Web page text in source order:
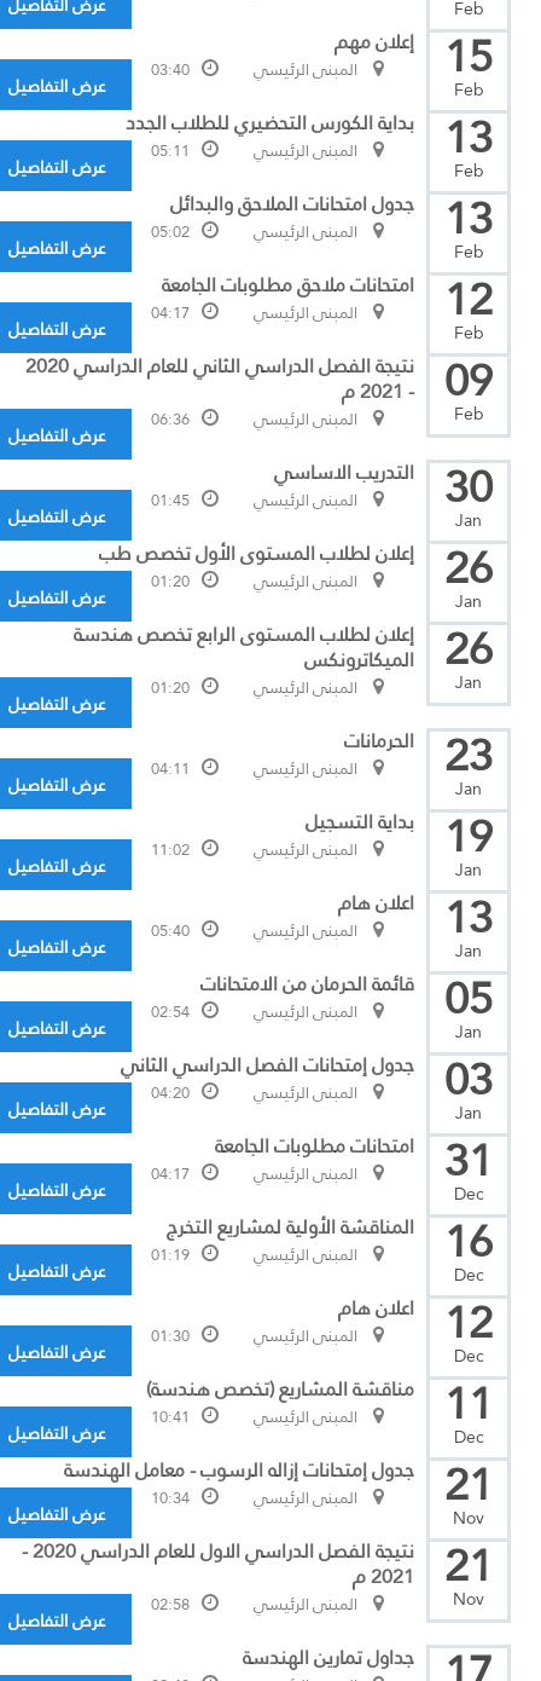
Feb
15
Feb
إعلان مهم
المبنى الرئيسي 03:40
عرض التفاصيل
13
Feb
بداية الكورس التحضيري للطلاب الجدد
المبنى الرئيسي 05:11
عرض التفاصيل
13
Feb
جدول امتحانات الملاحق والبدائل
المبنى الرئيسي 05:02
عرض التفاصيل
12
Feb
امتحانات ملاحق مطلوبات الجامعة
المبنى الرئيسي 04:17
عرض التفاصيل
09
Feb
نتيجة الفصل الدراسي الثاني للعام الدراسي 2020
- 2021 م
المبنى الرئيسي 06:36
عرض التفاصيل
30
Jan
التدريب الاساسي
المبنى الرئيسي 01:45
عرض التفاصيل
26
Jan
إعلان لطلاب المستوى الأول تخصص طب
المبنى الرئيسي 01:20
عرض التفاصيل
26
Jan
إعلان لطلاب المستوى الرابع تخصص هندسة
الميكاترونكس
المبنى الرئيسي 01:20
عرض التفاصيل
23
Jan
الحرمانات
المبنى الرئيسي 04:11
عرض التفاصيل
19
Jan
بداية التسجيل
المبنى الرئيسي 11:02
عرض التفاصيل
13
Jan
اعلان هام
المبنى الرئيسي 05:40
عرض التفاصيل
05
Jan
قائمة الحرمان من الامتحانات
المبنى الرئيسي 02:54
عرض التفاصيل
03
Jan
جدول إمتحانات الفصل الدراسي الثاني
المبنى الرئيسي 04:20
عرض التفاصيل
31
Dec
امتحانات مطلوبات الجامعة
المبنى الرئيسي 04:17
عرض التفاصيل
16
Dec
المناقشة الأولية لمشاريع التخرج
المبنى الرئيسي 01:19
عرض التفاصيل
12
Dec
اعلان هام
المبنى الرئيسي 01:30
عرض التفاصيل
11
Dec
مناقشة المشاريع (تخصص هندسة)
المبنى الرئيسي 10:41
عرض التفاصيل
21
Nov
جدول إمتحانات إزاله الرسوب - معامل الهندسة
المبنى الرئيسي 10:34
عرض التفاصيل
21
Nov
نتيجة الفصل الدراسي الاول للعام الدراسي 2020 -
2021 م
المبنى الرئيسي 02:58
عرض التفاصيل
جداول تمارين الهندسة